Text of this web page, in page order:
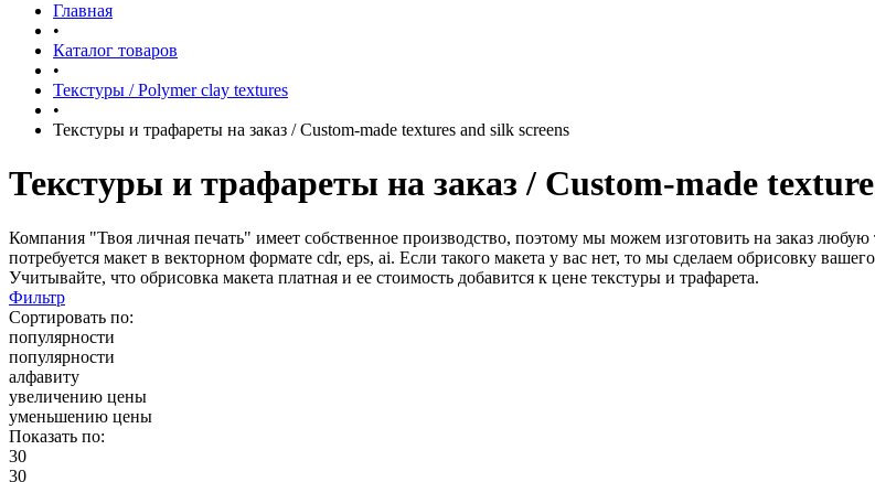
Главная
•
Каталог товаров
•
Текстуры / Polymer clay textures
•
Текстуры и трафареты на заказ / Custom-made textures and silk screens
Текстуры и трафареты на заказ / Custom-made
Компания "Твоя личная печать" имеет собственное производство, поэтому мы можем изготовить на заказ
потребуется макет в векторном формате cdr, eps, ai. Если такого макета у вас нет, то мы сделаем обрисовку
Учитывайте, что обрисовка макета платная и ее стоимость добавится к цене текстуры и трафарета.
Фильтр
Сортировать по:
популярности
популярности
алфавиту
увеличению цены
уменьшению цены
Показать по:
30
30